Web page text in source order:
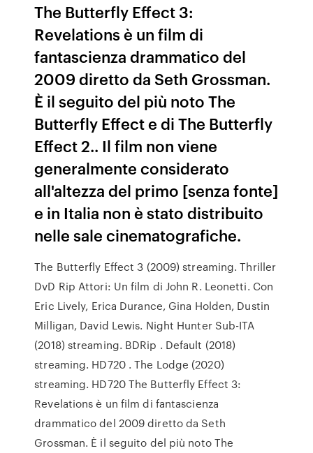
The Butterfly Effect 3:
Revelations è un film di
fantascienza drammatico del
2009 diretto da Seth Grossman.
È il seguito del più noto The
Butterfly Effect e di The Butterfly
Effect 2.. Il film non viene
generalmente considerato
all'altezza del primo [senza fonte]
e in Italia non è stato distribuito
nelle sale cinematografiche.
The Butterfly Effect 3 (2009) streaming. Thriller
DvD Rip Attori: Un film di John R. Leonetti. Con
Eric Lively, Erica Durance, Gina Holden, Dustin
Milligan, David Lewis. Night Hunter Sub-ITA
(2018) streaming. BDRip . Default (2018)
streaming. HD720 . The Lodge (2020)
streaming. HD720 The Butterfly Effect 3:
Revelations è un film di fantascienza
drammatico del 2009 diretto da Seth
Grossman. È il seguito del più noto The